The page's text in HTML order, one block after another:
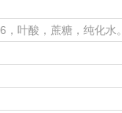
叶酸，蔗糖，纯化水。